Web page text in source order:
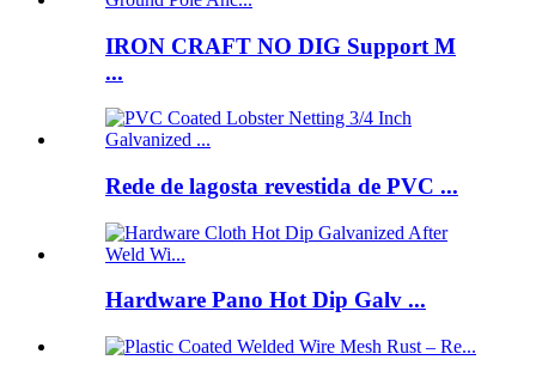
IRON CRAFT NO DIG Support M
...
Rede de lagosta revestida de PVC ...
Hardware Pano Hot Dip Galv ...